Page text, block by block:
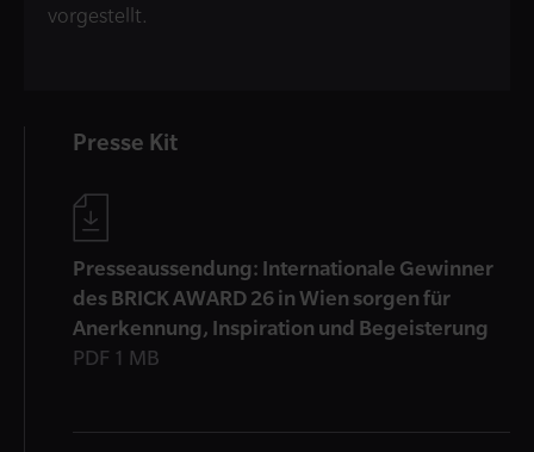
vorgestellt.
Presse Kit
Presseaussendung: Internationale Gewinner
des BRICK AWARD 26 in Wien sorgen für
Anerkennung, Inspiration und Begeisterung
PDF 1 MB